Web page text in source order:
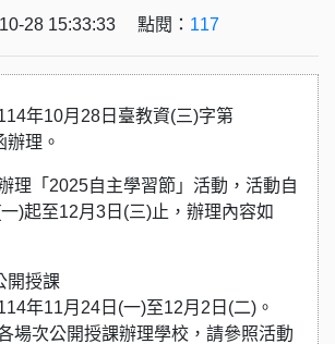
28 15:33:33 點閱： 117
年10月28日臺教資(三)字第
理。
理「2025自主學習節」活動，活動自
)起至12月3日(三)止，辦理內容如
開授課
年11月24日(一)至12月2日(二)。
場次公開授課辦理學校，請參照活動